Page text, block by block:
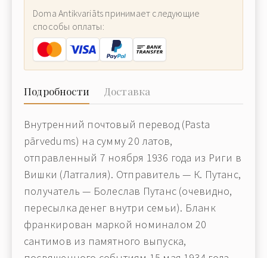
Doma Antikvariāts принимает следующие
способы оплаты:
Подробности Доставка
Внутренний почтовый перевод (Pasta
pārvedums) на сумму 20 латов,
отправленный 7 ноября 1936 года из Риги в
Вишки (Латгалия). Отправитель — К. Путанс,
получатель — Болеслав Путанс (очевидно,
пересылка денег внутри семьи). Бланк
франкирован маркой номиналом 20
сантимов из памятного выпуска,